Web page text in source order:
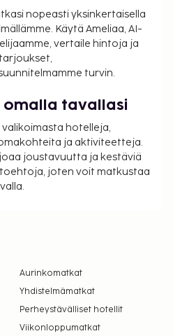
nopeasti yksinkertaisella
Käytä Ameliaa, AI-
vertaile hintoja ja
turvin.
omalla tavallasi
valikoimasta hotelleja,
ja aktiviteetteja.
joustavuutta ja kestäviä
joten voit matkustaa
Aurinkomatkat
Yhdistelmämatkat
Perheystävälliset hotellit
Viikonloppumatkat